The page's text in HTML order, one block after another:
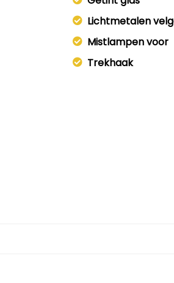
Lichtmetalen
Mistlampen voor
Trekhaak